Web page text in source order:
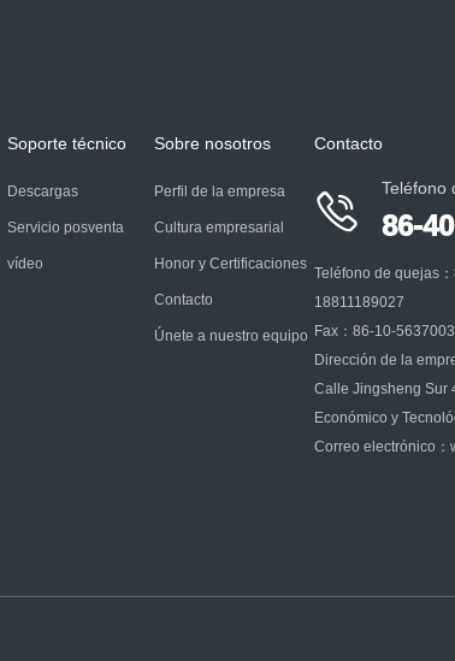
Soporte técnico
Descargas
Servicio posventa
vídeo
Sobre nosotros
Perfil de la empresa
Cultura empresarial
Honor y Certificaciones
Contacto
Únete a nuestro equipo
Contacto

Teléfono
86-
Teléfono de quejas
18811189027
Fax：86-10-
Dirección de la
Calle Jingsheng Sur
Económico y
Correo electrónico：